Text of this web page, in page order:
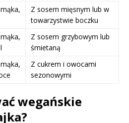
Z sosem mięsnym lub w
towarzystwie boczku
Z sosem grzybowym lub
śmietaną
Z cukrem i owocami
sezonowymi
wegańskie